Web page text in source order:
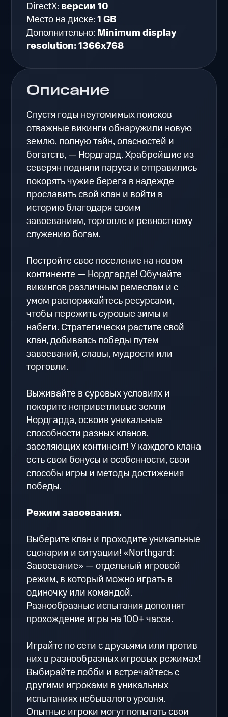
Описание
Спустя годы неутомимых поисков
отважные викинги обнаружили новую
землю, полную тайн, опасностей и
богатств, — Нордгард. Храбрейшие из
северян подняли паруса и отправились
покорять чужие берега в надежде
прославить свой клан и войти в
историю благодаря своим
завоеваниям, торговле и ревностному
служению богам.
Постройте свое поселение на новом
континенте — Нордгарде! Обучайте
викингов различным ремеслам и с
умом распоряжайтесь ресурсами,
чтобы пережить суровые зимы и
набеги. Стратегически растите свой
клан, добиваясь победы путем
завоеваний, славы, мудрости или
торговли.
Выживайте в суровых условиях и
покорите неприветливые земли
Нордгарда, освоив уникальные
способности разных кланов,
заселяющих континент! У каждого клана
есть свои бонусы и особенности, свои
способы игры и методы достижения
победы.
Режим завоевания.
Выберите клан и проходите уникальные
сценарии и ситуации! «Northgard:
Завоевание» — отдельный игровой
режим, в который можно играть в
одиночку или командой.
Разнообразные испытания дополнят
прохождение игры на 100+ часов.
Играйте по сети с друзьями или против
них в разнообразных игровых режимах!
Выбирайте лобби и встречайтесь с
другими игроками в уникальных
испытаниях небывалого уровня.
Опытные игроки могут попытать свои
DirectX: версии 10
Место на диске:1 GB
Дополнительно: Minimum display
resolution: 1366x768